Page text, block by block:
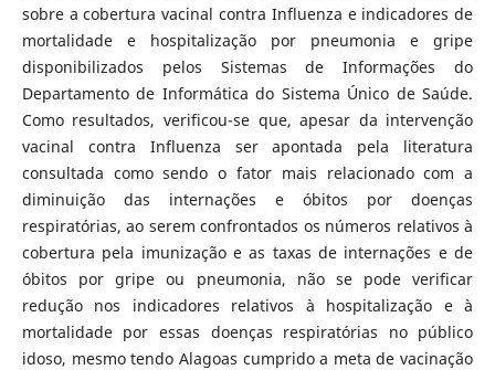
sobre a cobertura vacinal contra Influenza e indicadores de
mortalidade e hospitalização por pneumonia e gripe
disponibilizados pelos Sistemas de Informações do
Departamento de Informática do Sistema Único de Saúde.
Como resultados, verificou-se que, apesar da intervenção
vacinal contra Influenza ser apontada pela literatura
consultada como sendo o fator mais relacionado com a
diminuição das internações e óbitos por doenças
respiratórias, ao serem confrontados os números relativos à
cobertura pela imunização e as taxas de internações e de
óbitos por gripe ou pneumonia, não se pode verificar
redução nos indicadores relativos à hospitalização e à
mortalidade por essas doenças respiratórias no público
idoso, mesmo tendo Alagoas cumprido a meta de vacinação